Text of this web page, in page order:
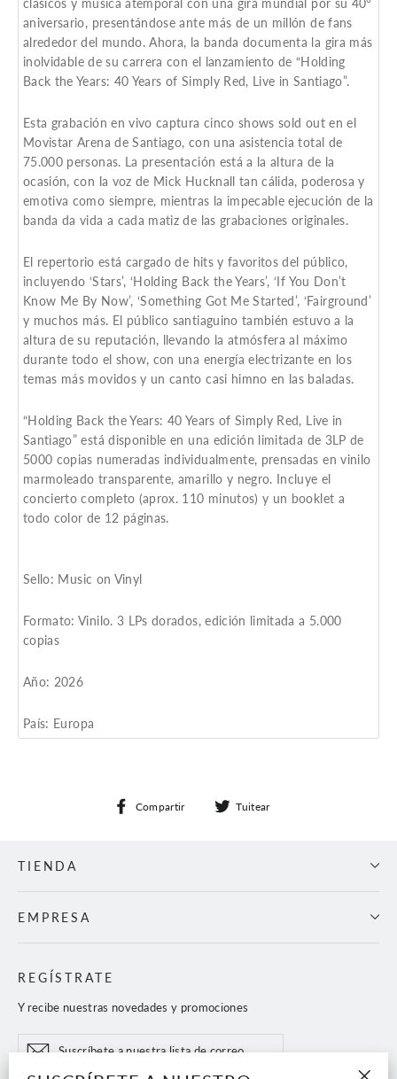
clásicos y música atemporal con una gira mundial por su 40°
aniversario, presentándose ante más de un millón de fans
alrededor del mundo. Ahora, la banda documenta la gira más
inolvidable de su carrera con el lanzamiento de “Holding
Back the Years: 40 Years of Simply Red, Live in Santiago”.
Esta grabación en vivo captura cinco shows sold out en el
Movistar Arena de Santiago, con una asistencia total de
75.000 personas. La presentación está a la altura de la
ocasión, con la voz de Mick Hucknall tan cálida, poderosa y
emotiva como siempre, mientras la impecable ejecución de la
banda da vida a cada matiz de las grabaciones originales.
El repertorio está cargado de hits y favoritos del público,
incluyendo ‘Stars’, ‘Holding Back the Years’, ‘If You Don’t
Know Me By Now’, ‘Something Got Me Started’, ‘Fairground’
y muchos más. El público santiaguino también estuvo a la
altura de su reputación, llevando la atmósfera al máximo
durante todo el show, con una energía electrizante en los
temas más movidos y un canto casi himno en las baladas.
“Holding Back the Years: 40 Years of Simply Red, Live in
Santiago” está disponible en una edición limitada de 3LP de
5000 copias numeradas individualmente, prensadas en vinilo
marmoleado transparente, amarillo y negro. Incluye el
concierto completo (aprox. 110 minutos) y un booklet a
todo color de 12 páginas.
Sello: Music on Vinyl
Formato: Vinilo. 3 LPs dorados, edición limitada a 5.000
copias
Año: 2026
País: Europa
Compartir
CompartirTuitear
TIENDA
EMPRESA
REGÍSTRATE
Y recibe nuestras novedades y promociones
Suscríbete
a
Suscribir